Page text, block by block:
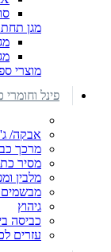
מגן
מוצרי
פינל וחומרי
אבקה/
מרכך
מסיר
מלבין
מבשמים
גיהוץ
כביסה
עזרים